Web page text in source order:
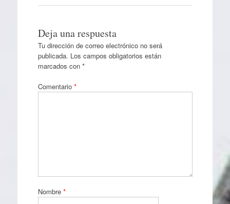
Deja una respuesta
Tu dirección de correo electrónico no será
publicada. Los campos obligatorios están
marcados con *
Comentario *
Nombre *